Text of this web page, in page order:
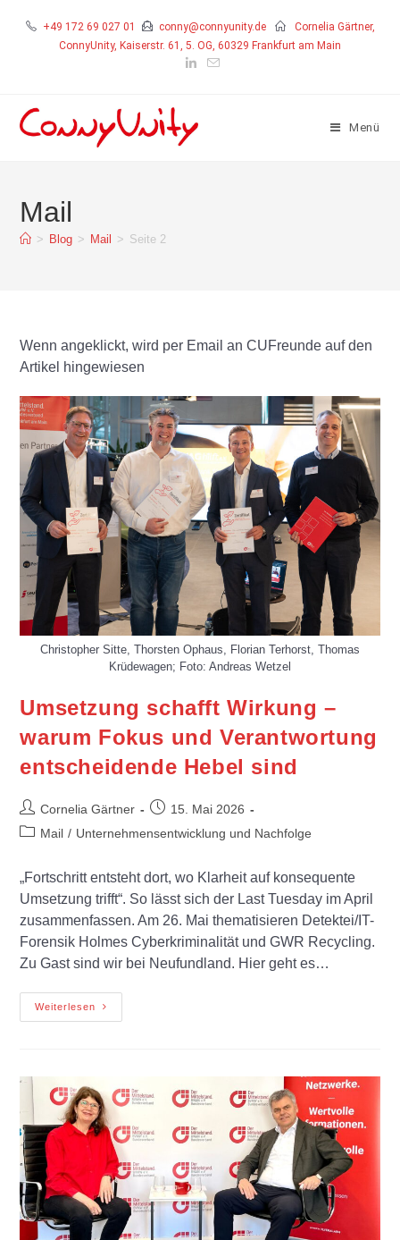
+49 172 69 027 01 conny@connyunity.de
Cornelia Gärtner,
ConnyUnity, Kaiserstr. 61, 5. OG, 60329 Frankfurt am Main
Menü
Mail
> Blog > Mail > Seite 2
Wenn angeklickt, wird per Email an CUFreunde auf den
Artikel hingewiesen
Christopher Sitte, Thorsten Ophaus, Florian Terhorst, Thomas
Krüdewagen; Foto: Andreas Wetzel
Umsetzung schafft Wirkung –
warum Fokus und Verantwortung
entscheidende Hebel sind
Cornelia Gärtner
15. Mai 2026
Mail / Unternehmensentwicklung und Nachfolge
„Fortschritt entsteht dort, wo Klarheit auf konsequente
Umsetzung trifft“. So lässt sich der Last Tuesday im April
zusammenfassen. Am 26. Mai thematisieren Detektei/IT-
Forensik Holmes Cyberkriminalität und GWR Recycling.
Zu Gast sind wir bei Neufundland. Hier geht es…
Weiterlesen